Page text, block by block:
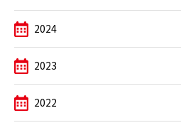
2024
2023
2022